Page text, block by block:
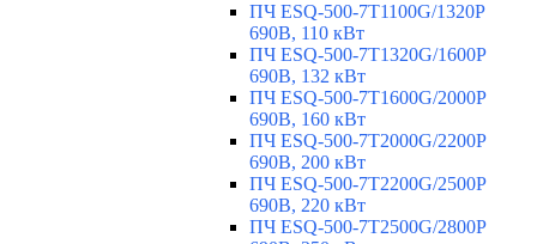
ПЧ ESQ-500-7T1100G/1320P
690В, 110 кВт
ПЧ ESQ-500-7T1320G/1600P
690В, 132 кВт
ПЧ ESQ-500-7T1600G/2000P
690В, 160 кВт
ПЧ ESQ-500-7T2000G/2200P
690В, 200 кВт
ПЧ ESQ-500-7T2200G/2500P
690В, 220 кВт
ПЧ ESQ-500-7T2500G/2800P